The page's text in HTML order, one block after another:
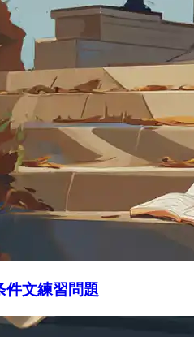
件文練習問題